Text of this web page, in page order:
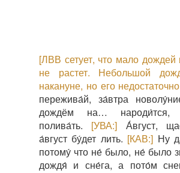
[ЛВВ сетует, что мало дождей
не растет. Небольшой
накануне, но его
пережива́й, за́втра
дождём на… народи́тся,
полива́ть. [УВА:] А́вгуст,
а́вгуст бу́дет лить. [КАВ:] Ну
потому́ что не́ было, не́ было
дождя́ и сне́га, а пото́м